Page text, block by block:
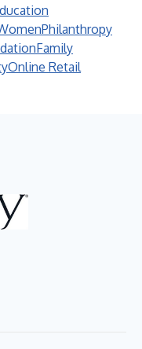
Philanthropy
Family
Online Retail